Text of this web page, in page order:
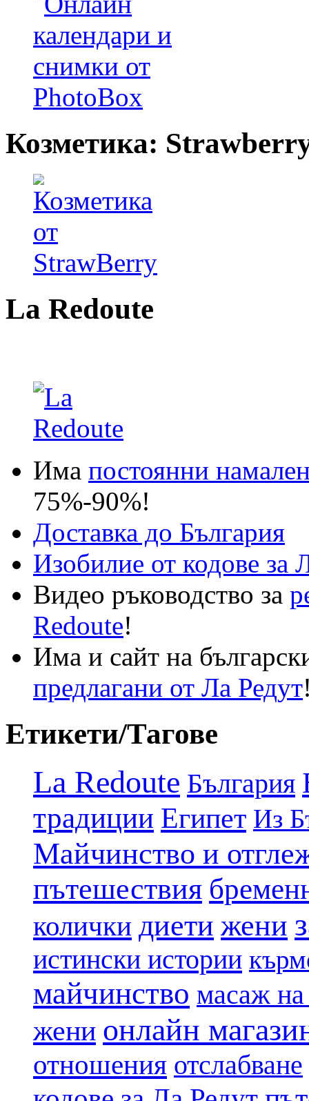
Козметика:
La Redoute
Има постоянни
75%-90%!
Доставка до България
Изобилие от кодове за
Видео ръководство за
Redoute!
Има и сайт на
предлагани от Ла Редут
Етикети/Тагове
La Redoute България
традиции Египет Из
Майчинство и
пътешествия
колички диети жени
истински истории
майчинство масаж на
жени онлайн
отношения отслабване